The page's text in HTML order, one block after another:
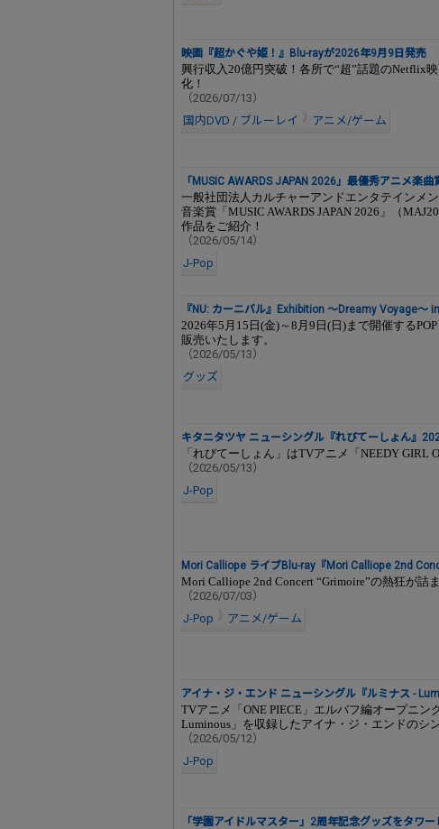
映画『超かぐや姫！』Blu-rayが2026年9月9日発売
興行収入20億円突破！各所で“超”話題のNetflix
化！
（2026/07/13）
国内DVD / ブルーレイ
アニメ/ゲーム
「MUSIC AWARDS JAPAN 2026」最優秀アニメ楽曲
一般社団法人カルチャーアンドエンタテインメ
音楽賞「MUSIC AWARDS JAPAN 2026」（
作品をご紹介！
（2026/05/14）
J-Pop
『NU: カーニバル』Exhibition ～Dreamy Voyage～
2026年5月15日(金)～8月9日(日)まで開催する
販売いたします。
（2026/05/13）
グッズ
キタニタツヤ ニューシングル『れびてーしょん』
「れびてーしょん」はTVアニメ「NEEDY GIRL
（2026/05/13）
J-Pop
Mori Calliope ライブBlu-ray『Mori Calliope 2nd
Mori Calliope 2nd Concert “Grimoire”の熱狂が詰
（2026/07/03）
J-Pop
アニメ/ゲーム
アイナ・ジ・エンド ニューシングル『ルミナス -
TVアニメ「ONE PIECE」エルバフ編オープニン
Luminous」を収録したアイナ・ジ・エンドのシン
（2026/05/12）
J-Pop
「学園アイドルマスター」2周年記念グッズをタワ